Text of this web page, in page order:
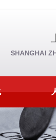
SHANGHAI